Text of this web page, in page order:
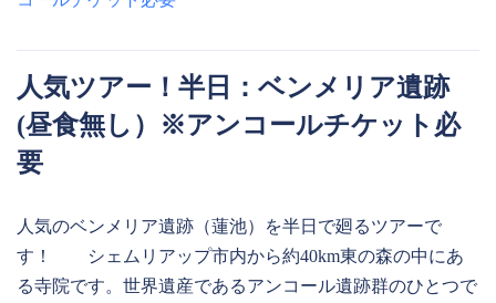
人気ツアー！半日：ベンメリア遺跡
(昼食無し）※アンコールチケット必
要
人気のベンメリア遺跡（蓮池）を半日で廻るツアーで
す！ シェムリアップ市内から約40km東の森の中にあ
る寺院です。世界遺産であるアンコール遺跡群のひとつで